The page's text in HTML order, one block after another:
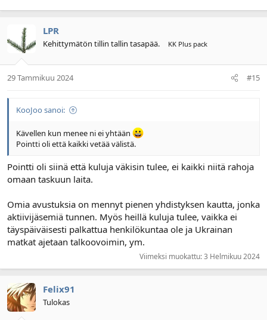
LPR
Kehittymätön tillin tallin tasapää. KK Plus pack
29 Tammikuu 2024 #15
KooJoo sanoi:
Kävellen kun menee ni ei yhtään
Pointti oli että kaikki vetää välistä.
Pointti oli siinä että kuluja väkisin tulee, ei kaikki niitä rahoja
omaan taskuun laita.
Omia avustuksia on mennyt pienen yhdistyksen kautta, jonka
aktiivijäsemiä tunnen. Myös heillä kuluja tulee, vaikka ei
täyspäiväisesti palkattua henkilökuntaa ole ja Ukrainan
matkat ajetaan talkoovoimin, ym.
Viimeksi muokattu:3 Helmikuu 2024
Felix91
Tulokas